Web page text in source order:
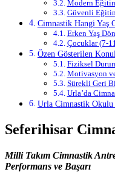
Modern
Güvenli
Cimnastik Hangi Yaş
Erken Yaş
Çocuklar (7-
Özen Gösterilen
Fiziksel
Motivasyon
Sürekli Geri
Urla’da
Urla Cimnastik
Seferihisar
Milli Takım Cimnastik
Performans ve Başarı